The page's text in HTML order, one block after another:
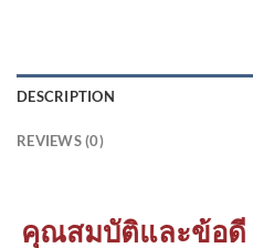
DESCRIPTION
REVIEWS (0)
คุณสมบัติและข้อดี